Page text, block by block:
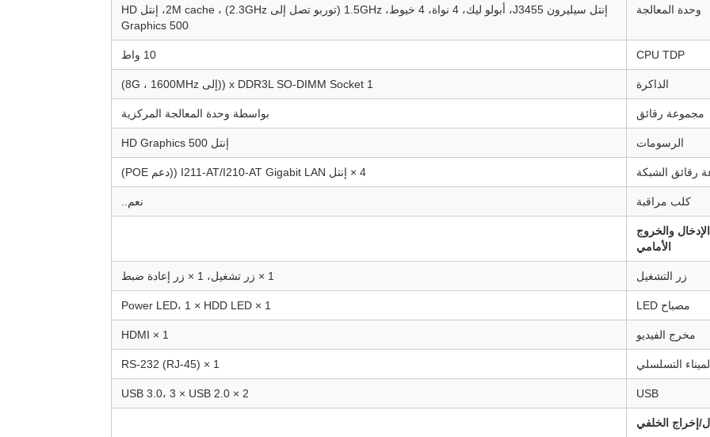
وحدة المعالجة
إنتل سيليرون J3455، أبولو ليك، 4 نواة، 4 خيوط، 1.5GHz (توربو تصل إلى 2.3GHz) ، 2M cache، إنتل HD
Graphics 500
CPU TDP 10 واط
الذاكرة 1 x DDR3L SO-DIMM Socket ((إلى 8G ، 1600MHz)
مجموعة رقائق بواسطة وحدة المعالجة المركزية
الرسومات إنتل HD Graphics 500
رقائق الشبكة 4 × إنتل I211-AT/I210-AT Gigabit LAN ((دعم POE)
كلب مراقبة نعم..
الإدخال والخروج
الأمامي
زر التشغيل 1 × زر تشغيل، 1 × زر إعادة ضبط
مصباح LED 1 × Power LED، 1 × HDD LED
مخرج الفيديو 1 × HDMI
التسلسلي 1 × RS-232 (RJ-45)
USB 2 × USB 3.0، 3 × USB 2.0
إخراج الخلفي